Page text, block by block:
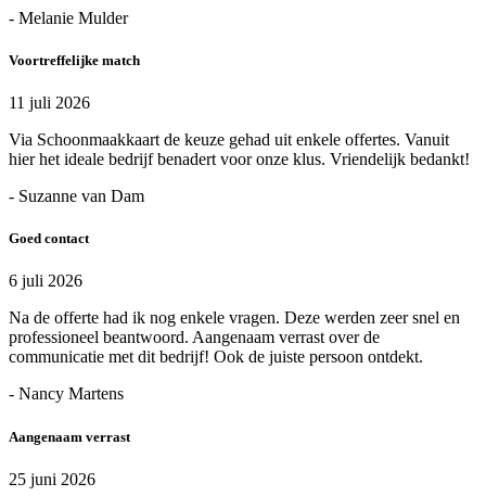
- Melanie Mulder
Voortreffelijke match
11 juli 2026
Via Schoonmaakkaart de keuze gehad uit enkele offertes. Vanuit
hier het ideale bedrijf benadert voor onze klus. Vriendelijk bedankt!
- Suzanne van Dam
Goed contact
6 juli 2026
Na de offerte had ik nog enkele vragen. Deze werden zeer snel en
professioneel beantwoord. Aangenaam verrast over de
communicatie met dit bedrijf! Ook de juiste persoon ontdekt.
- Nancy Martens
Aangenaam verrast
25 juni 2026